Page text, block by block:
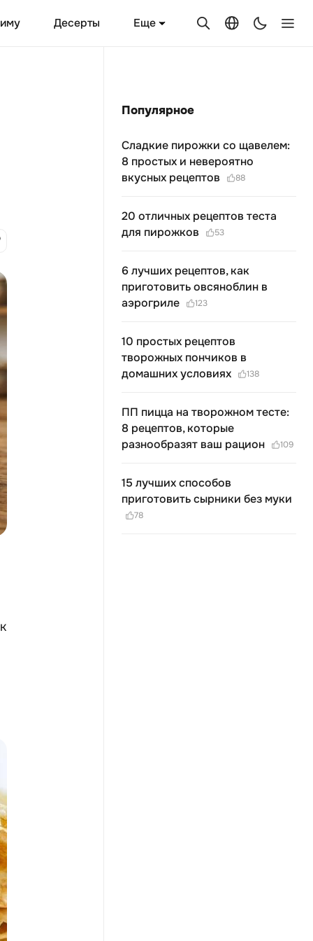
Десерты Еще
Популярное
Сладкие пирожки со щавелем:
8 простых и невероятно
вкусных рецептов
88
20 отличных рецептов теста
для пирожков
53
6 лучших рецептов, как
приготовить овсяноблин в
аэрогриле
123
10 простых рецептов
творожных пончиков в
домашних условиях
138
ПП пицца на творожном тесте:
8 рецептов, которые
разнообразят ваш рацион
109
15 лучших способов
приготовить сырники без муки
78